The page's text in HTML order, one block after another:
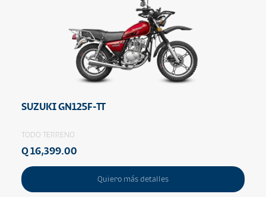
SUZUKI GN125F-TT
TODO TERRENO
Q 16,399.00
Quiero más detalles